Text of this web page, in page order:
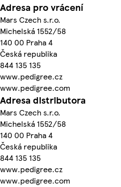
Adresa pro vrácení
Mars Czech s.r.o.
Michelská 1552/58
140 00 Praha 4
Česká republika
844 135 135
www.pedigree.cz
www.pedigree.com
Adresa distributora
Mars Czech s.r.o.
Michelská 1552/58
140 00 Praha 4
Česká republika
844 135 135
www.pedigree.cz
www.pedigree.com